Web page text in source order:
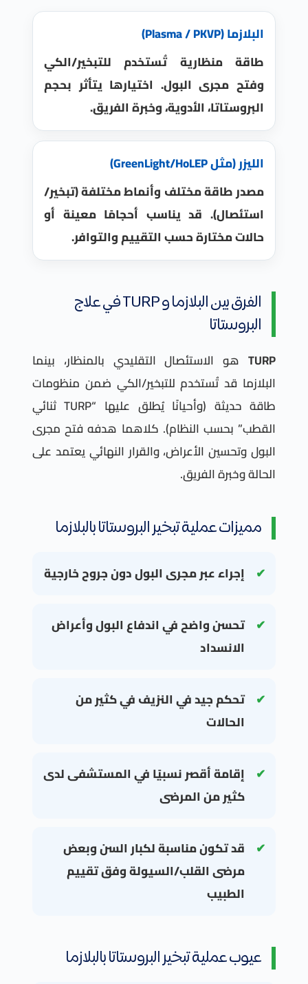
البلازما (Plasma / PKVP)
طاقة منظارية تُستخدم للتبخير/الكي
وفتح مجرى البول. اختيارها يتأثر بحجم
البروستاتا، الأدوية، وخبرة الفريق.
الليزر (مثل GreenLight/HoLEP)
مصدر طاقة مختلف وأنماط مختلفة (تبخير/
استئصال). قد يناسب أحجامًا معينة أو
حالات مختارة حسب التقييم والتوافر.
الفرق بين البلازما و TURP في علاج
البروستاتا
TURPهو الاستئصال التقليدي بالمنظار، بينما
البلازما قد تُستخدم للتبخير/الكي ضمن منظومات
طاقة حديثة (وأحيانًا يُطلق عليها “TURP ثنائي
القطب” بحسب النظام). كلاهما هدفه فتح مجرى
البول وتحسين الأعراض، والقرار النهائي يعتمد على
الحالة وخبرة الفريق.
مميزات عملية تبخير البروستاتا بالبلازما
إجراء عبر مجرى البول دون جروح خارجية
تحسن واضح في اندفاع البول وأعراض
الانسداد
تحكم جيد في النزيف في كثير من
الحالات
إقامة أقصر نسبيًا في المستشفى لدى
كثير من المرضى
قد تكون مناسبة لكبار السن وبعض
مرضى القلب/السيولة وفق تقييم
الطبيب
عيوب عملية تبخير البروستاتا بالبلازما